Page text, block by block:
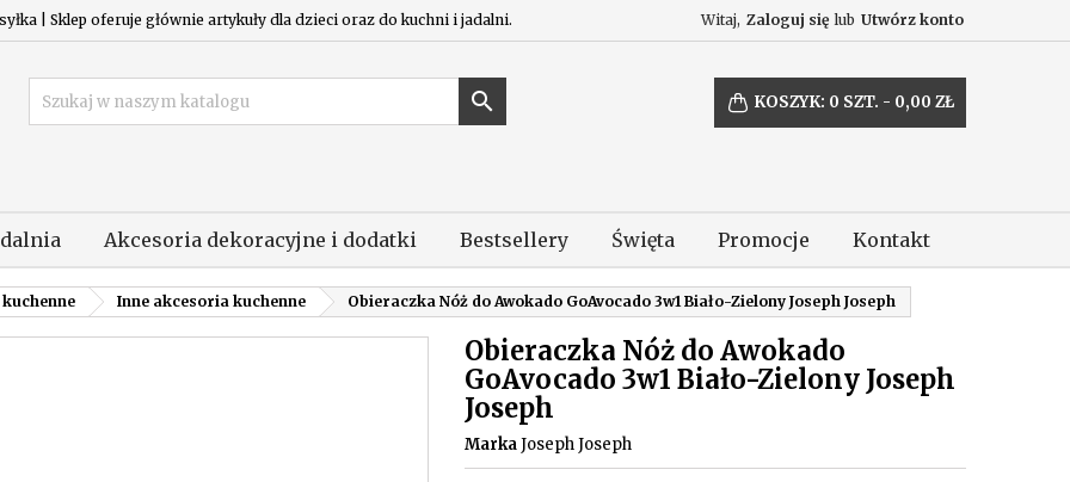
| Sklep oferuje głównie artykuły dla dzieci oraz do kuchni i jadalni. Witaj, Zaloguj się lub Utwórz konto
KOSZYK: 0 SZT. - 0,00 ZŁ

Akcesoria dekoracyjne i dodatki Bestsellery Święta Promocje Kontakt
Inne akcesoria kuchenne Obieraczka Nóż do Awokado GoAvocado 3w1 Biało-Zielony Joseph Joseph
Obieraczka Nóż do Awokado
GoAvocado 3w1 Biało-Zielony Joseph
Joseph
MarkaJoseph Joseph